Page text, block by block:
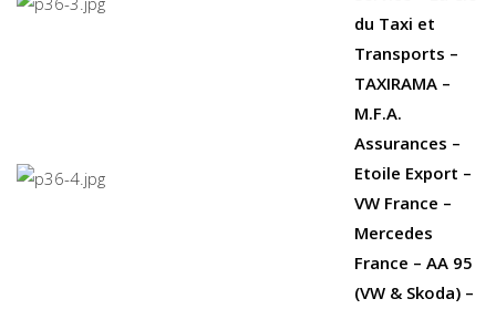
du Taxi et
Transports –
TAXIRAMA –
M.F.A.
Assurances –
Etoile Export –
VW France –
Mercedes
France – AA 95
(VW & Skoda) –